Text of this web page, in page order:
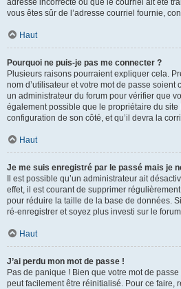
adresse incorrecte ou que le courriel ait été
vous êtes sûr de l’adresse courriel fournie,
Haut
Pourquoi ne puis-je pas me connecter ?
Plusieurs raisons pourraient expliquer cela.
nom d’utilisateur et votre mot de passe soient
un administrateur du forum pour vérifier que
également possible que le propriétaire du site
configuration de son côté, et qu’il devra la
Haut
Je me suis enregistré par le passé mais je
Il est possible qu’un administrateur ait
effet, il est courant de supprimer
pour réduire la taille de la base de données.
ré-enregistrer et soyez plus investi sur le
Haut
J’ai perdu mon mot de passe !
Pas de panique ! Bien que votre mot de
peut facilement être réinitialisé. Pour ce faire,